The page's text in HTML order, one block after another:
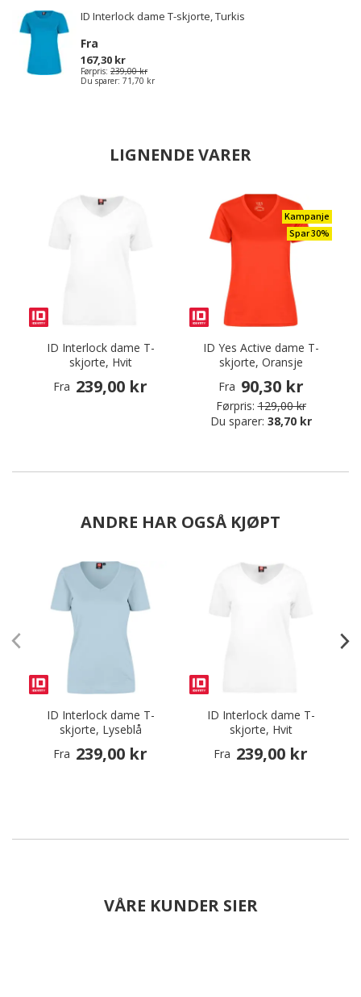
ID Interlock dame T-skjorte, Turkis
Fra
167,30 kr
Førpris: 239,00 kr
Du sparer: 71,70 kr
LIGNENDE VARER
ID Interlock dame T-
skjorte, Hvit
Fra 239,00 kr
Kampanje
Spar 30%
ID Yes Active dame T-
skjorte, Oransje
Fra 90,30 kr
Førpris: 129,00 kr
Du sparer: 38,70 kr
ANDRE HAR OGSÅ KJØPT
ID Interlock dame T-
skjorte, Lyseblå
Fra 239,00 kr
ID Interlock dame T-
skjorte, Hvit
Fra 239,00 kr
VÅRE KUNDER SIER